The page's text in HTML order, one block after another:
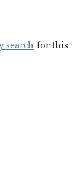
search for this